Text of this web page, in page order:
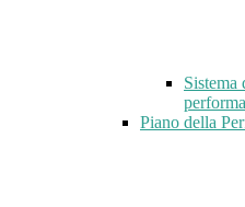
Sistema
Piano della